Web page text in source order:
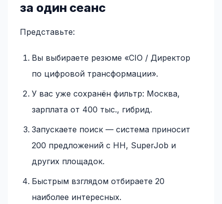
за один сеанс
Представьте:
Вы выбираете резюме «CIO / Директор
по цифровой трансформации».
У вас уже сохранён фильтр: Москва,
зарплата от 400 тыс., гибрид.
Запускаете поиск — система приносит
200 предложений с HH, SuperJob и
других площадок.
Быстрым взглядом отбираете 20
наиболее интересных.